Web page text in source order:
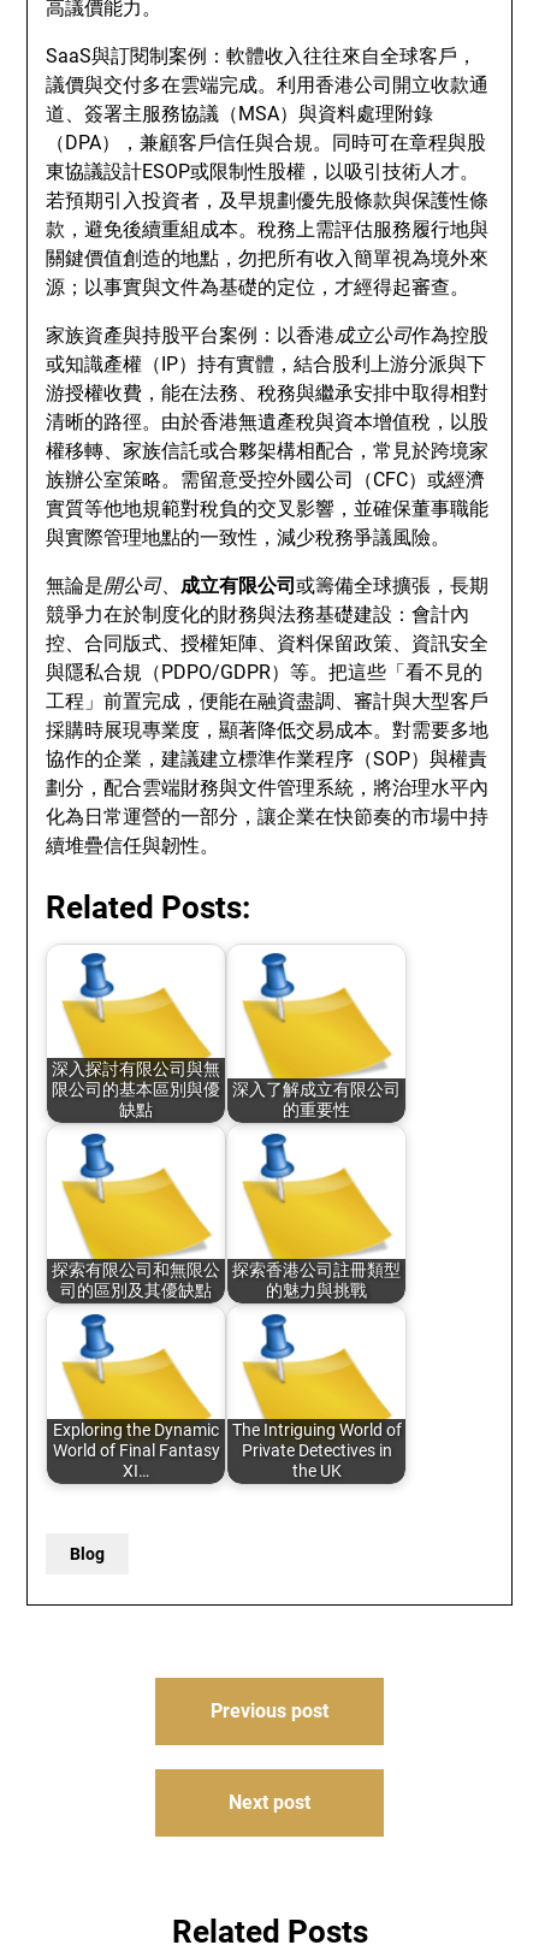
高議價能力。
SaaS與訂閱制案例：軟體收入往往來自全球客戶，
議價與交付多在雲端完成。利用香港公司開立收款通
道、簽署主服務協議（MSA）與資料處理附錄
（DPA），兼顧客戶信任與合規。同時可在章程與股
東協議設計ESOP或限制性股權，以吸引技術人才。
若預期引入投資者，及早規劃優先股條款與保護性條
款，避免後續重組成本。稅務上需評估服務履行地與
關鍵價值創造的地點，勿把所有收入簡單視為境外來
源；以事實與文件為基礎的定位，才經得起審查。
家族資產與持股平台案例：以香港成立公司作為控股
或知識產權（IP）持有實體，結合股利上游分派與下
游授權收費，能在法務、稅務與繼承安排中取得相對
清晰的路徑。由於香港無遺產稅與資本增值稅，以股
權移轉、家族信託或合夥架構相配合，常見於跨境家
族辦公室策略。需留意受控外國公司（CFC）或經濟
實質等他地規範對稅負的交叉影響，並確保董事職能
與實際管理地點的一致性，減少稅務爭議風險。
無論是開公司、成立有限公司或籌備全球擴張，長期
競爭力在於制度化的財務與法務基礎建設：會計內
控、合同版式、授權矩陣、資料保留政策、資訊安全
與隱私合規（PDPO/GDPR）等。把這些「看不見的
工程」前置完成，便能在融資盡調、審計與大型客戶
採購時展現專業度，顯著降低交易成本。對需要多地
協作的企業，建議建立標準作業程序（SOP）與權責
劃分，配合雲端財務與文件管理系統，將治理水平內
化為日常運營的一部分，讓企業在快節奏的市場中持
續堆疊信任與韌性。
Related Posts:
深入探討有限公司與無
限公司的基本區別與優
缺點
深入了解成立有限公司
的重要性
探索有限公司和無限公
司的區別及其優缺點
探索香港公司註冊類型
的魅力與挑戰
Exploring the Dynamic
World of Final Fantasy
XI…
The Intriguing World of
Private Detectives in
the UK
Blog
Previous post
Next post
Related Posts